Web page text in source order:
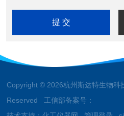
Copyright © 2026杭州斯达特生物科
Reserved 工信部备案号：